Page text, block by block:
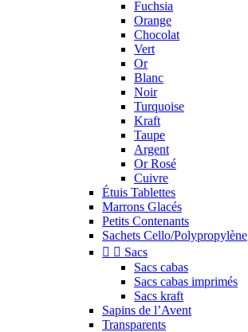
Fuchsia
Orange
Chocolat
Vert
Or
Blanc
Noir
Turquoise
Kraft
Taupe
Argent
Or Rosé
Cuivre
Étuis Tablettes
Marrons Glacés
Petits Contenants
Sachets Cello/Polypropylène
  Sacs
Sacs cabas
Sacs cabas imprimés
Sacs kraft
Sapins de l’Avent
Transparents